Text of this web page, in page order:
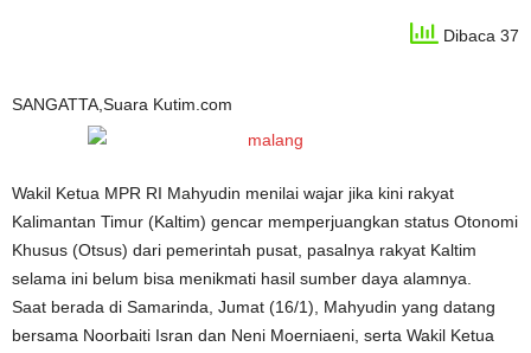
Dibaca 37
SANGATTA,Suara Kutim.com
Wakil Ketua MPR RI Mahyudin menilai wajar jika kini rakyat
Kalimantan Timur (Kaltim) gencar memperjuangkan status Otonomi
Khusus (Otsus) dari pemerintah pusat, pasalnya rakyat Kaltim
selama ini belum bisa menikmati hasil sumber daya alamnya.
Saat berada di Samarinda, Jumat (16/1), Mahyudin yang datang
bersama Noorbaiti Isran dan Neni Moerniaeni, serta Wakil Ketua